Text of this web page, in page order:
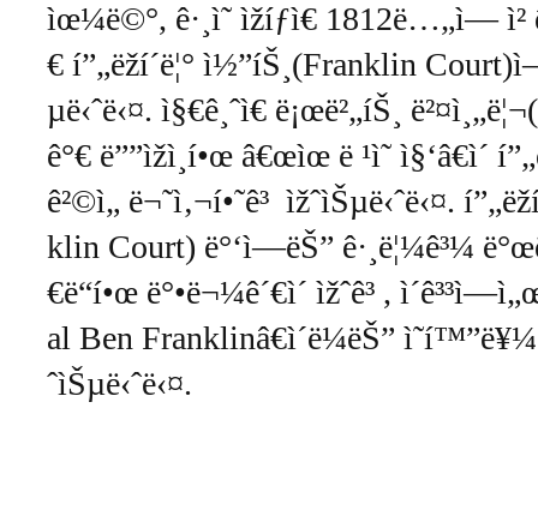
ìœ¼ë©°, ê·¸ì˜ ìžíƒì€ 1812ë…„ì—
€ í”„ëž­í´ë¦° ì½”íŠ¸(Franklin
µë‹ˆë‹¤. ì§€ê¸ˆì€ ë¡œë²„íŠ¸
ê°€ ë””ìžì¸í•œ â€œìœ ë ¹ì˜ ì§‘â€ì´
ê²©ì„ ë¬˜ì‚¬í•˜ê³ ìžˆìŠµë‹ˆë‹¤.
klin Court) ë°‘ì—ëŠ” ê·¸ë¦¼ê³¼
€ë“í•œ ë°•ë¬¼ê´€ì´ ìžˆê³ ,
al Ben Franklinâ€ì´ë¼ëŠ” ì˜í™”ë¥¼
ˆìŠµë‹ˆë‹¤.